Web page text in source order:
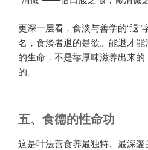
更深一层看，食淡与善学的“退”
名，食淡者退的是欲。能退才
的生命，不是靠厚味滋养出来
的。
五、食德的性命功
这是叶法善食养最独特、最深